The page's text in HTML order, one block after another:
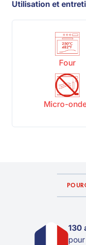
Utilisation et
Four
Micro-
130